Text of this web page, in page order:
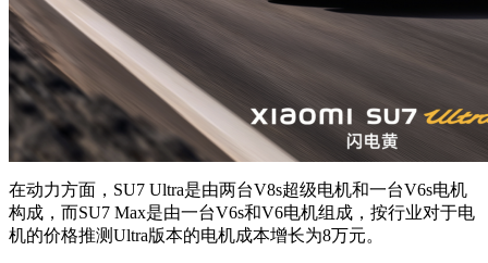
在动力方面，SU7 Ultra是由两台V8s超级电机和一台V6s电机
构成，而SU7 Max是由一台V6s和V6电机组成，按行业对于电
机的价格推测Ultra版本的电机成本增长为8万元。